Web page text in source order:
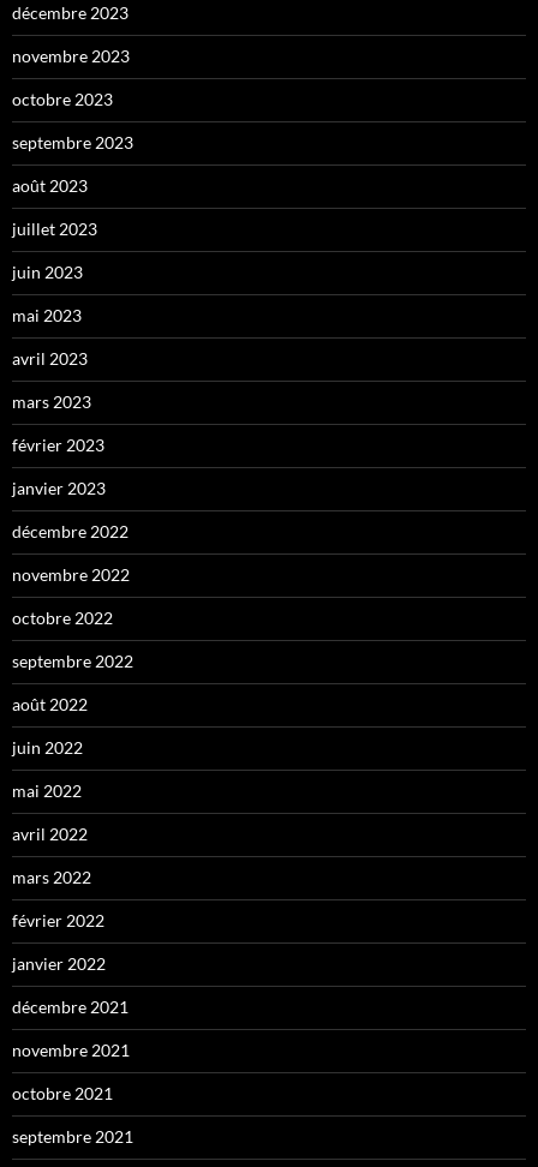
décembre 2023
novembre 2023
octobre 2023
septembre 2023
août 2023
juillet 2023
juin 2023
mai 2023
avril 2023
mars 2023
février 2023
janvier 2023
décembre 2022
novembre 2022
octobre 2022
septembre 2022
août 2022
juin 2022
mai 2022
avril 2022
mars 2022
février 2022
janvier 2022
décembre 2021
novembre 2021
octobre 2021
septembre 2021